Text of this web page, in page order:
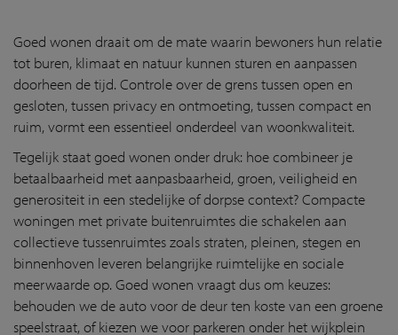
Goed wonen draait om de mate waarin bewoners hun relatie
tot buren, klimaat en natuur kunnen sturen en aanpassen
doorheen de tijd. Controle over de grens tussen open en
gesloten, tussen privacy en ontmoeting, tussen compact en
ruim, vormt een essentieel onderdeel van woonkwaliteit.
Tegelijk staat goed wonen onder druk: hoe combineer je
betaalbaarheid met aanpasbaarheid, groen, veiligheid en
generositeit in een stedelijke of dorpse context? Compacte
woningen met private buitenruimtes die schakelen aan
collectieve tussenruimtes zoals straten, pleinen, stegen en
binnenhoven leveren belangrijke ruimtelijke en sociale
meerwaarde op. Goed wonen vraagt dus om keuzes:
behouden we de auto voor de deur ten koste van een groene
speelstraat, of kiezen we voor parkeren onder het wijkplein